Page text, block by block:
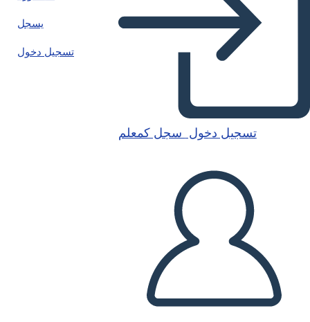
يسجل
تسجيل دخول
تسجيل دخول سجل كمعلم